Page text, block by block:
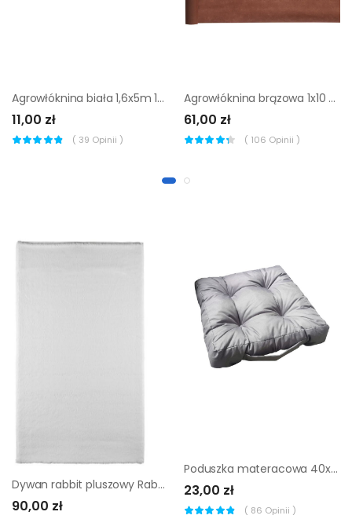
Agrowłóknina biała 1,6x5m 17g/m Geolia
11,00 zł
( 39 Opinii )
Agrowłóknina brązowa 1x10 m 100g/m2 Geolia
61,00 zł
( 106 Opinii )
Dywan rabbit pluszowy Rabbii kremowy 80 x 140 cm
90,00 zł
Poduszka materacowa 40x40x6cm szara Vog
23,00 zł
( 86 Opinii )